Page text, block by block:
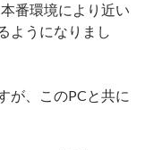
番環境により近い
ようになりまし
が、このPCと共に